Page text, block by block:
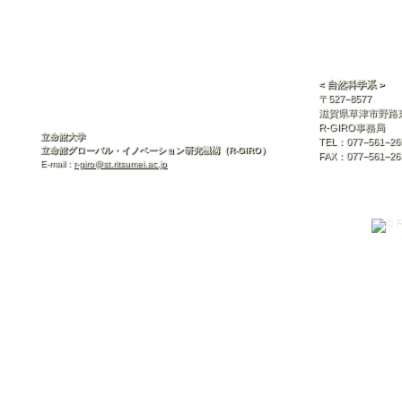
立命館大学
立命館グローバル・イノベーション研究機構（R-GIRO）
E-mail : r-giro@st.ritsumei.ac.jp
< 自然科学系 >
〒527−8577
滋賀県草津市野
R-GIRO事務局
TEL：
FAX：